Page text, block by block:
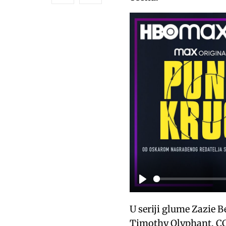
P
l
a
U seriji glume Zazie
Timothy Olyphant,